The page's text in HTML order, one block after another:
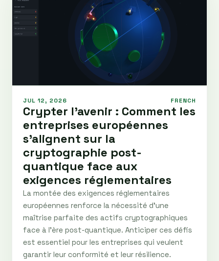
JUL 12, 2026 FRENCH
Crypter l'avenir : Comment les
entreprises européennes
s'alignent sur la
cryptographie post-
quantique face aux
exigences réglementaires
La montée des exigences réglementaires
européennes renforce la nécessité d'une
maîtrise parfaite des actifs cryptographiques
face à l'ère post-quantique. Anticiper ces défis
est essentiel pour les entreprises qui veulent
garantir leur conformité et leur résilience.